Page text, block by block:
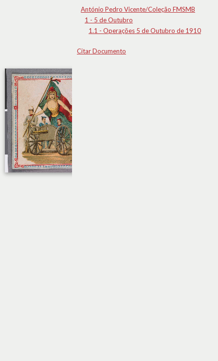
António Pedro Vicente/Coleção FMSMB
1 - 5 de Outubro
1.1 - Operações 5 de Outubro de 1910
Citar Documento